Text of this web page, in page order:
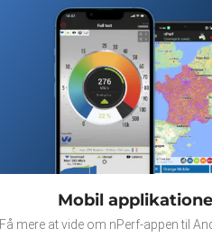
Mobil
Få mere at vide om nPerf-appen til